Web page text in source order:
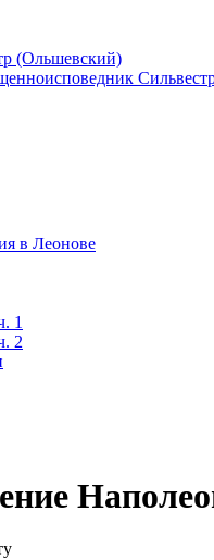
(Ольшевский)
в Леонове
1
2